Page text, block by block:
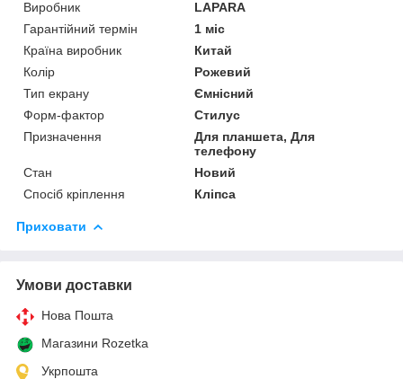
Виробник
LAPARA
Гарантійний термін
1 міс
Країна виробник
Китай
Колір
Рожевий
Тип екрану
Ємнісний
Форм-фактор
Стилус
Призначення
Для планшета, Для
телефону
Стан
Новий
Спосіб кріплення
Кліпса
Приховати
Умови доставки
Нова Пошта
Магазини Rozetka
Укрпошта